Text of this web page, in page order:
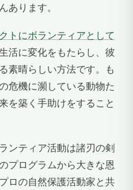
あります。
トにボランティアとして
活に変化をもたらし、彼
素晴らしい方法です。も
危機に瀕している動物た
を築く手助けをすること
ンティア活動は諸刃の剣
プログラムから大きな恩
ロの自然保護活動家と共